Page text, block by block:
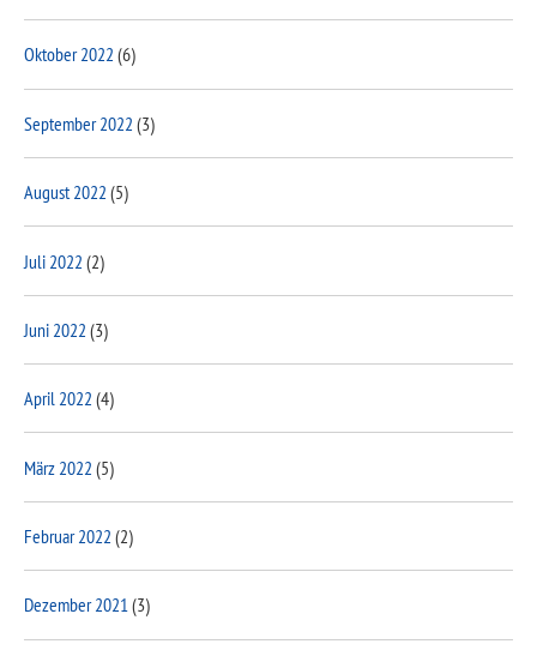
Oktober 2022 (6)
September 2022 (3)
August 2022 (5)
Juli 2022 (2)
Juni 2022 (3)
April 2022 (4)
März 2022 (5)
Februar 2022 (2)
Dezember 2021(3)